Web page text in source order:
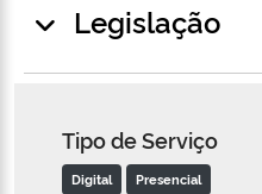
Legislação
Tipo de Serviço
Digital Presencial